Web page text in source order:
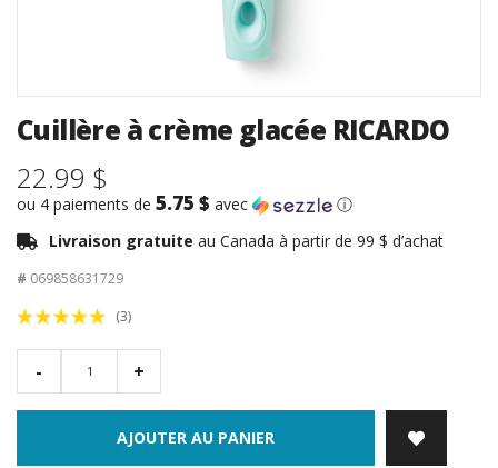
Cuillère à crème glacée RICARDO
22.99 $
ou 4 paiements de 5.75 $ avec
ⓘ
Livraison gratuite au Canada à partir de 99 $ d’achat
# 069858631729
(3)
- +
AJOUTER AU PANIER